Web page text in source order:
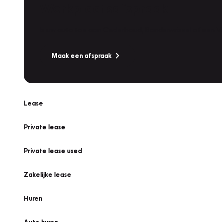
Maak een afspraak
Lease
Private lease
Private lease used
Zakelijke lease
Huren